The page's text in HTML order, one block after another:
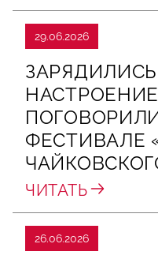
29.06.2026
ФЕСТИВАЛЕ
ЧИТАТЬ
26.06.2026